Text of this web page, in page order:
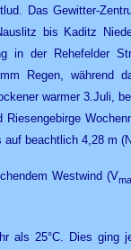
Das Gewitter-
bis Kaditz
in der Rehefelder
Regen, während
warmer 3.Juli,
beachtlich 4,28 m
Westwind (V
als 25°C. Dies ging